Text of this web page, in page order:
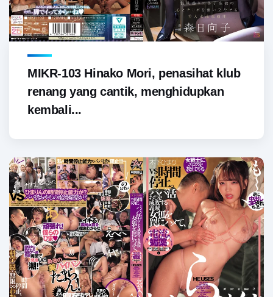
MIKR-103 Hinako Mori, penasihat klub
renang yang cantik, menghidupkan
kembali...